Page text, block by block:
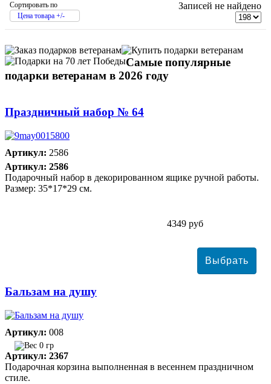
Сортировать по
Цена товара +/-
Записей не найдено
Самые популярные
подарки ветеранам в 2026 году
Праздничный набор № 64
Артикул: 2586
Артикул: 2586
Подарочный набор в декорированном ящике ручной работы.
Размер: 35*17*29 см.
4349 руб
Бальзам на душу
Артикул: 008
0 гр
Артикул: 2367
Подарочная корзина выполненная в весеннем праздничном
стиле.